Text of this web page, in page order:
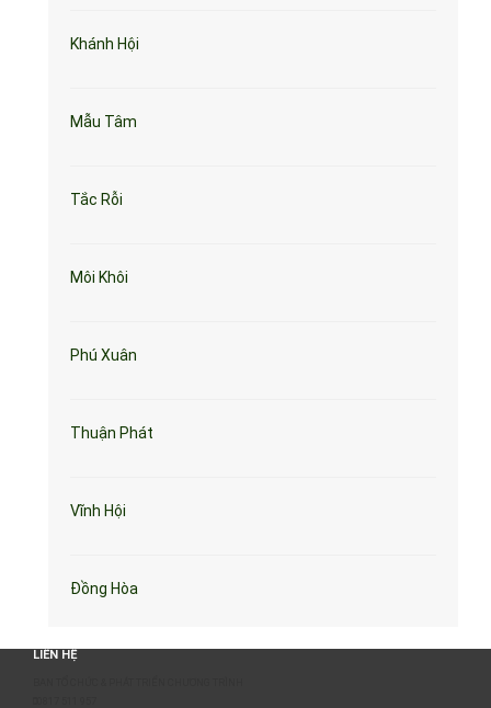
Khánh Hội
Mẫu Tâm
Tắc Rỗi
Môi Khôi
Phú Xuân
Thuận Phát
Vĩnh Hội
Đồng Hòa
LIÊN HỆ